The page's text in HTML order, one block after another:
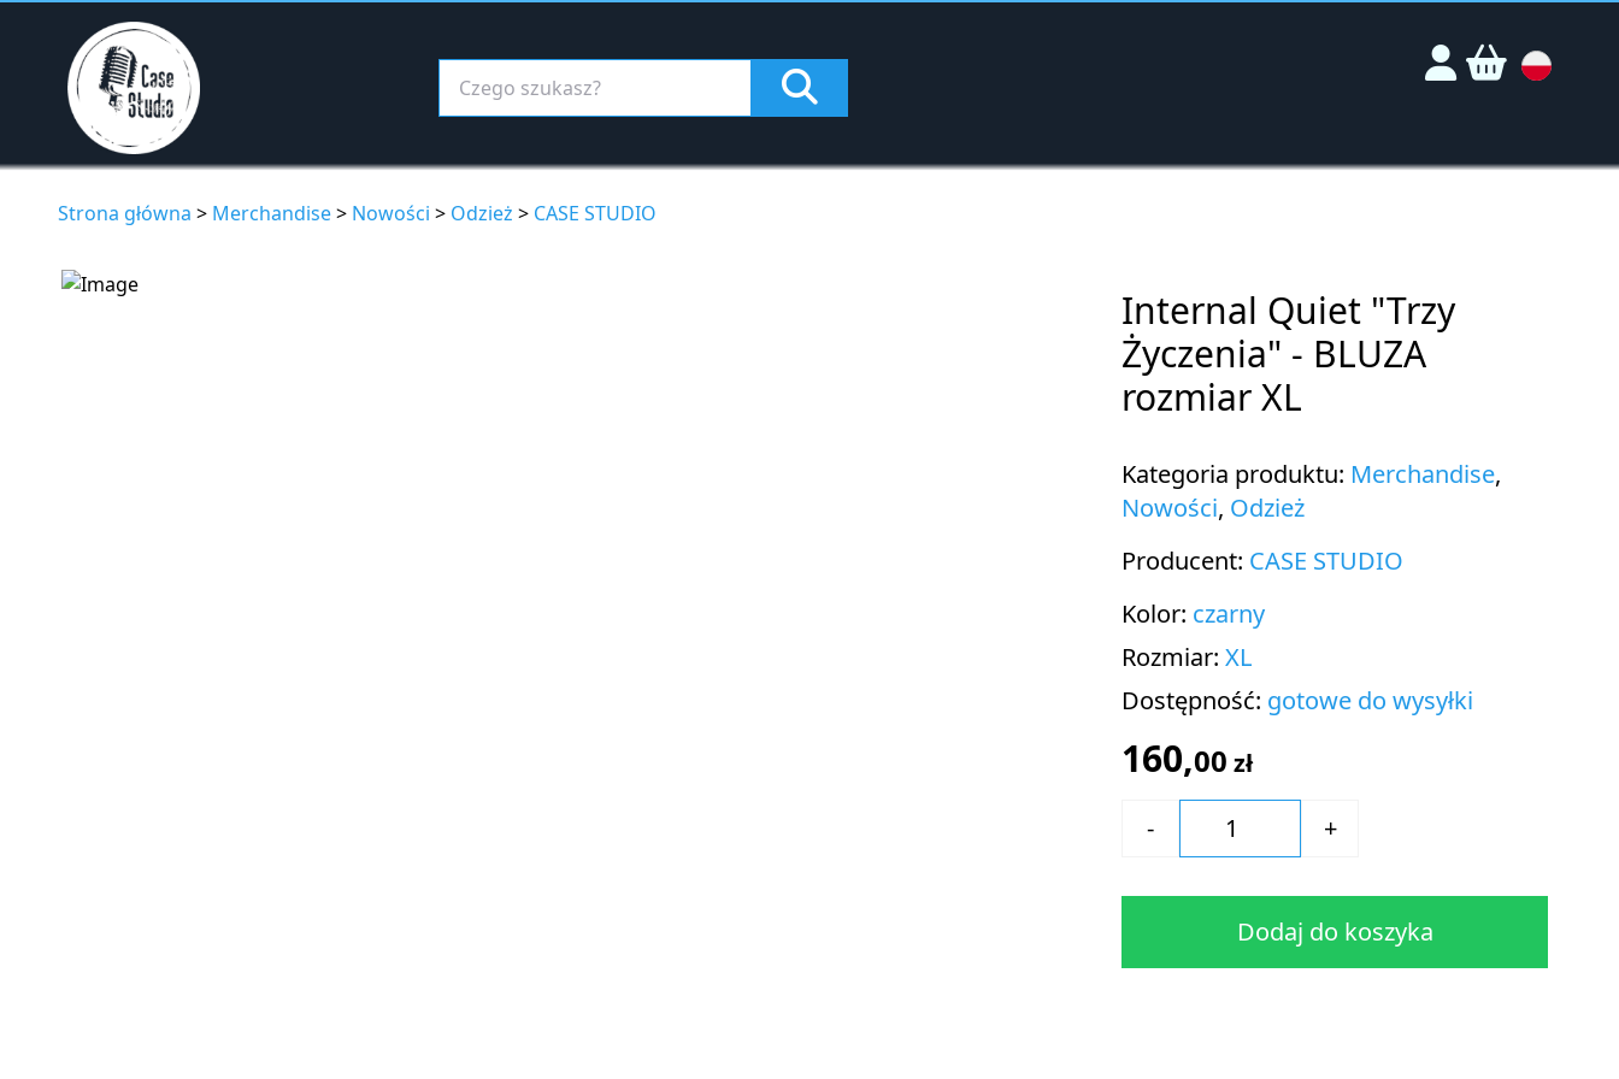
Strona główna > Merchandise> Nowości > Odzież > CASE STUDIO
Internal Quiet "Trzy
Życzenia" - BLUZA
rozmiar XL
Kategoria produktu: Merchandise,
Nowości, Odzież
Producent: CASE STUDIO
Kolor: czarny
Rozmiar:XL
Dostępność: gotowe do wysyłki
160,00 zł
Dodaj do koszyka